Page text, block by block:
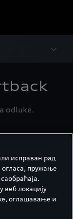
odluke.
sami
исправан рад
огласа, пружање
веб локацију
оглашавање и